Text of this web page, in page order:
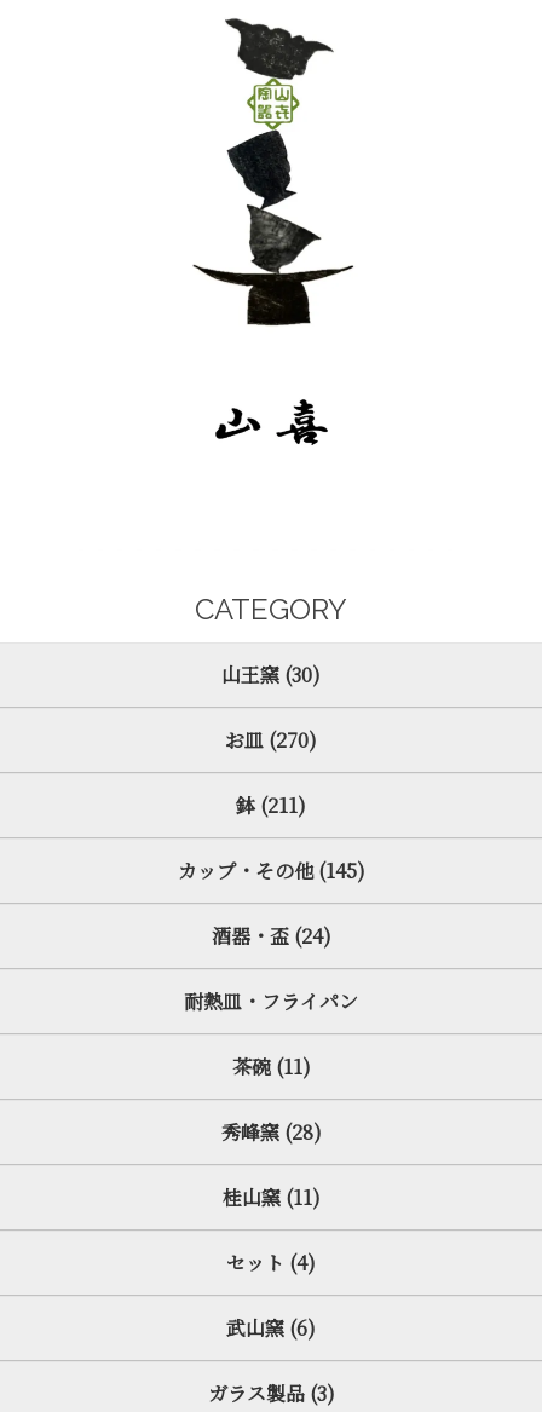
CATEGORY
山王窯 (30)
お皿 (270)
鉢 (211)
カップ・その他 (145)
酒器・盃 (24)
耐熱皿・フライパン
茶碗 (11)
秀峰窯 (28)
桂山窯 (11)
セット (4)
武山窯 (6)
ガラス製品 (3)